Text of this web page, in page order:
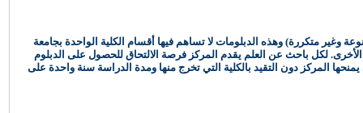
وغير متكررة) وهذه الدبلومات لا تساهم فيها أقسام الكلية الواحدة بجامعة
لكل باحث عن العلم يقدم المركز فرصة الالتحاق للحصول على الدبلوم
المركز دون التقيد بالكلية التي تخرج منها ومدة الدراسة سنة واحدة على